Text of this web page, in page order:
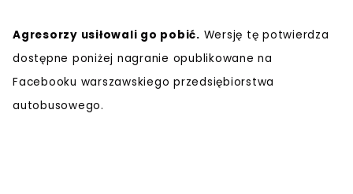
Agresorzy usiłowali go pobić. Wersję tę potwierdza
dostępne poniżej nagranie opublikowane na
Facebooku warszawskiego przedsiębiorstwa
autobusowego.